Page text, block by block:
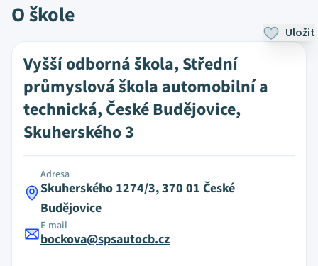
O škole
Uložit
Vyšší odborná škola, Střední
průmyslová škola automobilní a
technická, České Budějovice,
Skuherského 3
Adresa
Skuherského 1274/3, 370 01 České
Budějovice
E-mail
bockova@spsautocb.cz